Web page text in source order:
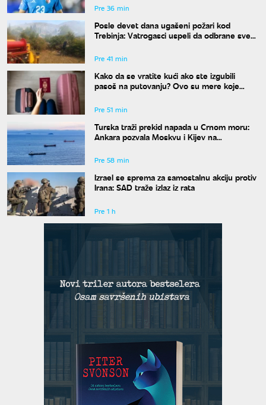
Pre 36 min
Posle devet dana ugašeni požari kod
Trebinja: Vatrogasci uspeli da odbrane sve
Pre 41 min
Kako da se vratite kući ako ste izgubili
pasoš na putovanju? Ovo su mere koje
Pre 51 min
Turska traži prekid napada u Crnom moru:
Ankara pozvala Moskvu i Kijev na
Pre 58 min
Izrael se sprema za samostalnu akciju protiv
Irana: SAD traže izlaz iz rata
Pre 1 h